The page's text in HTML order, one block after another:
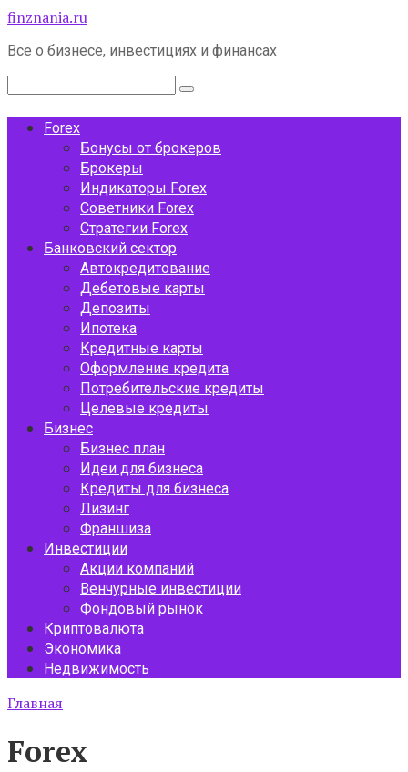
Перейти
контенту
finznania.ru
Все о бизнесе, инвестициях и финансах
Поиск:
Forex
Бонусы от брокеров
Брокеры
Индикаторы Forex
Советники Forex
Стратегии Forex
Банковский сектор
Автокредитование
Дебетовые карты
Депозиты
Ипотека
Кредитные карты
Оформление кредита
Потребительские кредиты
Целевые кредиты
Бизнес
Бизнес план
Идеи для бизнеса
Кредиты для бизнеса
Лизинг
Франшиза
Инвестиции
Акции компаний
Венчурные инвестиции
Фондовый рынок
Криптовалюта
Экономика
Недвижимость
Главная
Forex